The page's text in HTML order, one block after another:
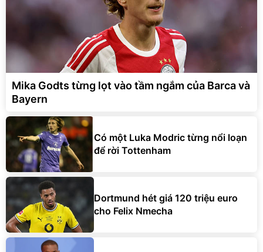
Mika Godts từng lọt vào tầm ngắm của Barca và
Bayern
Có một Luka Modric từng nổi loạn
để rời Tottenham
Dortmund hét giá 120 triệu euro
cho Felix Nmecha